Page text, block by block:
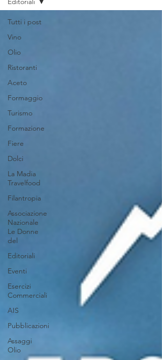
Tutti i post
Vino
Olio
Ristoranti
Aceto
Formaggio
Turismo
Formazione
Fiere
Dolci
La Madia
Travelfood
Filantropia
Associazione
Nazionale
Le Donne
del
Editoriali
Eventi
Esercizi
Commerciali
AIS
Pubblicazioni
Assaggi
Olio